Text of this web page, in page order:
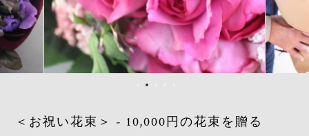
＜お祝い花束＞ - 10,000円の花束を贈る